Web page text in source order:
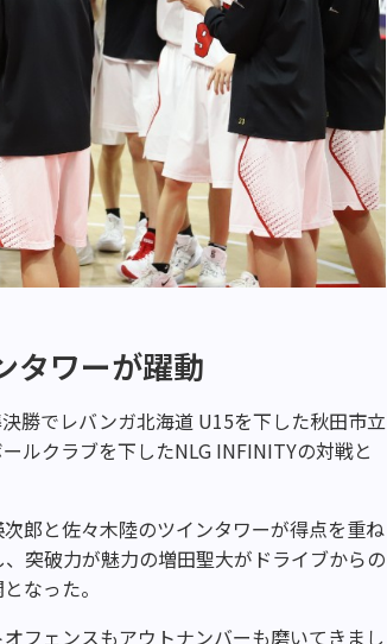
タワーが躍動
勝でレバンガ北海道 U15を下した秋田市立
ルクラブを下したNLG INFINITYの対戦と
郎と佐々木陸のツインタワーが得点を重ね
突破力が魅力の増田聖大がドライブからの
なった。
フェンスもアウトナンバーも磨いてきまし